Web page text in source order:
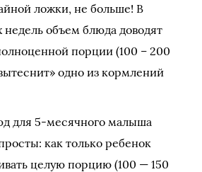
ложки, не больше! В
недель объем блюда доводят
порции (100 – 200
одно из кормлений
для 5-месячного малыша
как только ребенок
целую порцию (100 — 150